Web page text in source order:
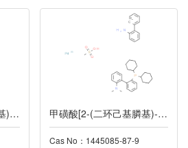
甲磺酸[(4-(N,N-二甲氨基)苯基]二叔丁基膦(2'-氨基-1,1'-联苯-2-基)钯(II) 甲磺酸[2-(二环己基膦基)-2'- (N,N-二甲基氨基)-1,1'-联苯](2'-氨基-1,1'-联苯-2-基)钯(II)
Cas No：1445085-87-9